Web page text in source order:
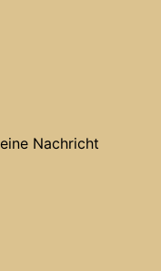
Nachricht